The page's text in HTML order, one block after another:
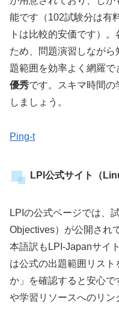
能です（102試験分は有
トは比較的安価です）
ため、問題演習しなが
題範囲を効率よく網羅で
優秀です。スキマ時間の
しましょう。
Ping-t
LPI公式サイト（
LPIの公式ページでは、
Objectives）が公開され
本語訳もLPI-Japanサイ
は公式の出題範囲リス
か」を確認すると安心で
や学習リソースへのリン